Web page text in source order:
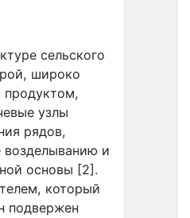
сельского
широко
продуктом,
узлы
рядов,
возделыванию и
основы [2].
который
подвержен